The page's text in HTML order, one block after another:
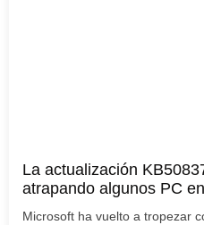
La actualización
atrapando algunos PC
Microsoft ha vuelto a tropezar